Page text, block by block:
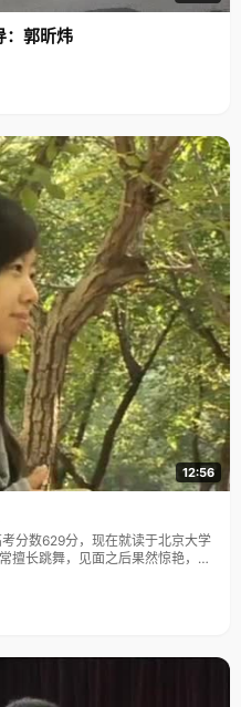
：郭昕炜
12:56
分数629分，现在就读于北京大学
，有淡淡的艺术气质。她坐在那里
真的听，然后低眉思索片刻，认
大的话就去上广西大学，"我对考试